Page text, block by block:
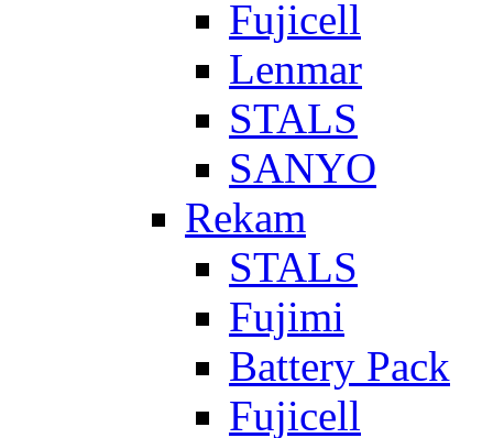
Fujicell
Lenmar
STALS
SANYO
Rekam
STALS
Fujimi
Battery Pack
Fujicell